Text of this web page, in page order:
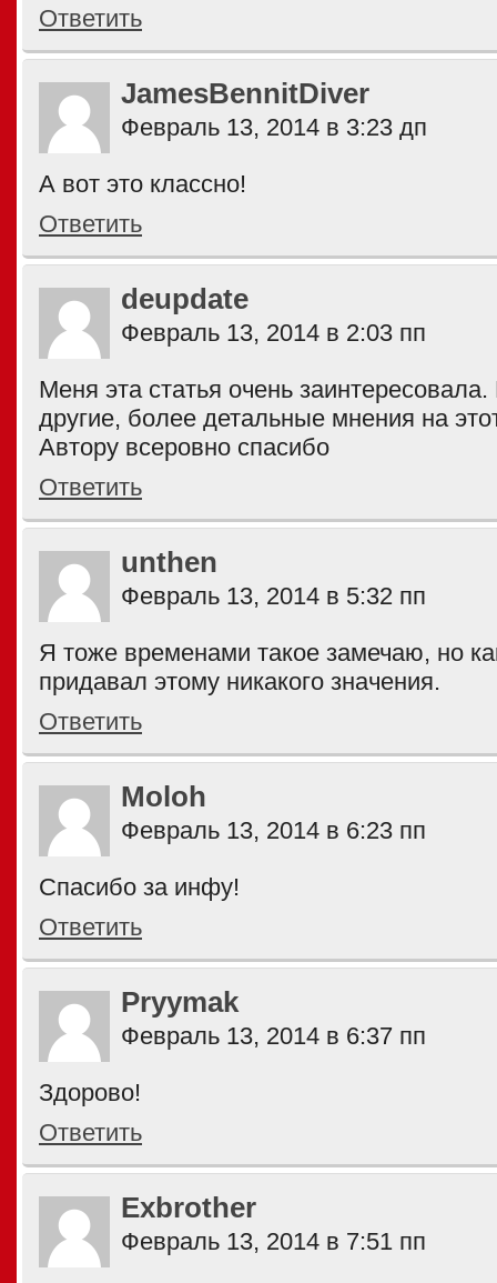
Ответить
JamesBennitDiver
Февраль 13, 2014 в 3:23 дп
А вот это классно!
Ответить
deupdate
Февраль 13, 2014 в 2:03 пп
Меня эта статья очень
другие, более детальные мнения на
Автору всеровно спасибо
Ответить
unthen
Февраль 13, 2014 в 5:32 пп
Я тоже временами такое замечаю, но
придавал этому никакого значения.
Ответить
Moloh
Февраль 13, 2014 в 6:23 пп
Спасибо за инфу!
Ответить
Pryymak
Февраль 13, 2014 в 6:37 пп
Здорово!
Ответить
Exbrother
Февраль 13, 2014 в 7:51 пп